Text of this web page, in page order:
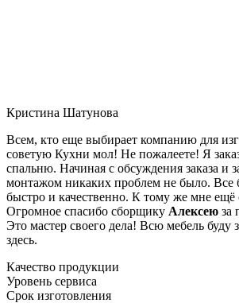
Кристина Шатунова
Всем, кто еще выбирает компанию для
советую Кухни мол! Не пожалеете! Я
спальню. Начиная с обсуждения заказа и
монтажом никаких проблем не было. Все
быстро и качественно. К тому же мне ещё
Огромное спасибо сборщику Алексею за
Это мастер своего дела! Всю мебель буду
здесь.
Качество продукции
Уровень сервиса
Срок изготовления